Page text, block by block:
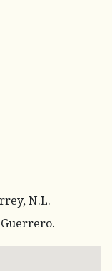
N.L.